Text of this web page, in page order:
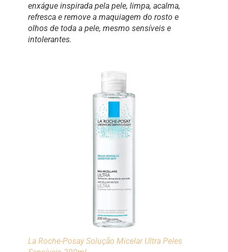
enxágue inspirada pela pele, limpa, acalma,
refresca e remove a maquiagem do rosto e
olhos de toda a pele, mesmo sensíveis e
intolerantes.
La Roche-Posay Solução Micelar Ultra Peles